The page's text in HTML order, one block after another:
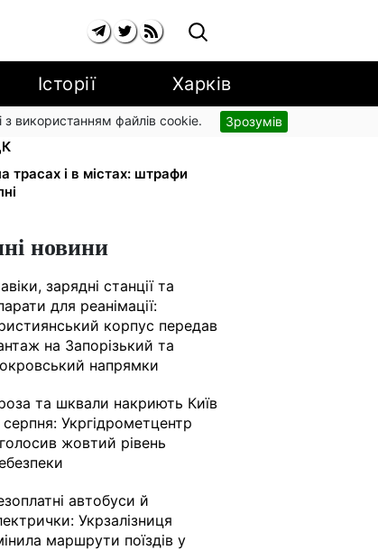
Історії Харків
з використанням файлів cookie. Зрозумів
Федоров розкрив
трасах і в містах: штрафи
новини
зарядні станції та
для реанімації:
корпус передав
на Запорізький та
напрямки
та шквали накриють Київ
серпня: Укргідрометцентр
жовтий рівень
автобуси й
Укрзалізниця
маршрути поїздів у